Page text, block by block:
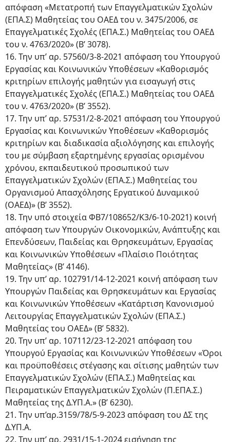
απόφαση «Μετατροπή των Επαγγελματικών Σχολών
(ΕΠΑ.Σ) Μαθητείας του ΟΑΕΔ του ν. 3475/2006, σε
Επαγγελματικές Σχολές (ΕΠΑ.Σ.) Μαθητείας του ΟΑΕΔ
του ν. 4763/2020» (Β’ 3078).
16. Την υπ’ αρ. 57560/3-8-2021 απόφαση του Υπουργού
Εργασίας και Κοινωνικών Υποθέσεων «Καθορισμός
κριτηρίων επιλογής μαθητών για εισαγωγή στις
Επαγγελματικές Σχολές (ΕΠΑ.Σ.) Μαθητείας του ΟΑΕΔ
του ν. 4763/2020» (Β’ 3552).
17. Την υπ’ αρ. 57531/2-8-2021 απόφαση του Υπουργού
Εργασίας και Κοινωνικών Υποθέσεων «Καθορισμός
κριτηρίων και διαδικασία αξιολόγησης και επιλογής
του με σύμβαση εξαρτημένης εργασίας ορισμένου
χρόνου, εκπαιδευτικού προσωπικού των
Επαγγελματικών Σχολών (ΕΠΑ.Σ.) Μαθητείας του
Οργανισμού Απασχόλησης Εργατικού Δυναμικού
(ΟΑΕΔ)» (Β’ 3552).
18. Την υπό στοιχεία ΦΒ7/108652/Κ3/6-10-2021) κοινή
απόφαση των Υπουργών Οικονομικών, Ανάπτυξης και
Επενδύσεων, Παιδείας και Θρησκευμάτων, Εργασίας
και Κοινωνικών Υποθέσεων «Πλαίσιο Ποιότητας
Μαθητείας» (Β’ 4146).
19. Την υπ’ αρ. 102791/14-12-2021 κοινή απόφαση των
Υπουργών Παιδείας και Θρησκευμάτων και Εργασίας
και Κοινωνικών Υποθέσεων «Κατάρτιση Κανονισμού
Λειτουργίας Επαγγελματικών Σχολών (ΕΠΑ.Σ.)
Μαθητείας του ΟΑΕΔ» (Β’ 5832).
20. Την υπ’ αρ. 107112/23-12-2021 απόφαση του
Υπουργού Εργασίας και Κοινωνικών Υποθέσεων «Όροι
και προϋποθέσεις στέγασης και σίτισης μαθητών των
Επαγγελματικών Σχολών (ΕΠΑ.Σ.) Μαθητείας και
Πειραματικών Επαγγελματικών Σχολών (Π.ΕΠΑ.Σ.)
Μαθητείας της Δ.ΥΠ.Α.» (Β’ 6230).
21. Την υπ’αρ.3159/78/5-9-2023 απόφαση του ΔΣ της
Δ.ΥΠ.Α.
22. Την υπ’ αρ. 2931/15-1-2024 εισήγηση της